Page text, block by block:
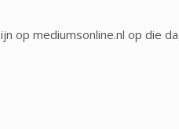
op mediumsonline.nl op die